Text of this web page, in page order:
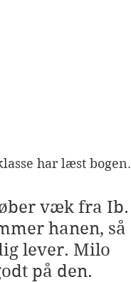
har læst bogen.
væk fra Ib.
hanen, så
lever. Milo
på den.